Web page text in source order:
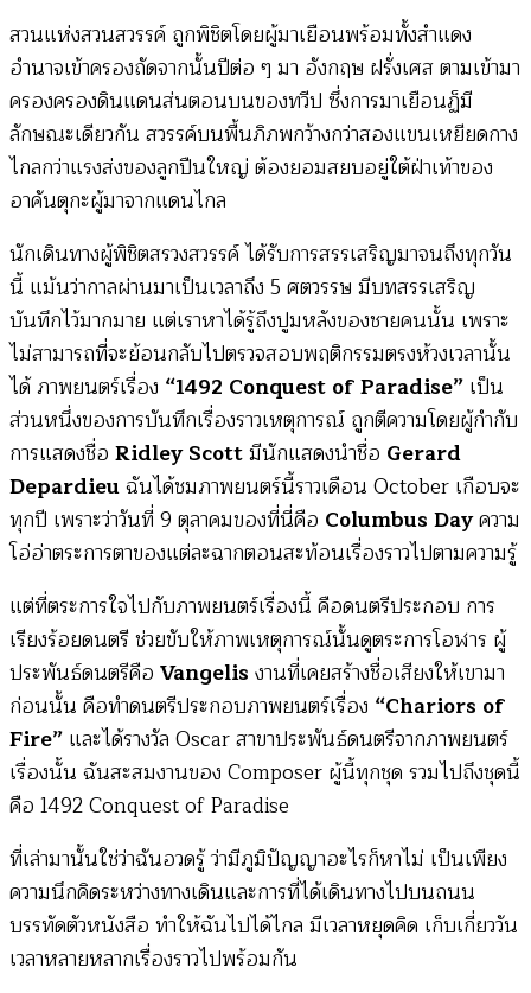
สวนแห่งสวนสวรรค์ ถูกพิชิตโดยผู้มาเยือนพร้อมทั้งสำแดง
อำนาจเข้าครองถัดจากนั้นปีต่อ ๆ มา อังกฤษ ฝรั่งเศส ตามเข้ามา
ครองครองดินแดนส่นตอนบนของทวีป ซึ่งการมาเยือนฏ็มี
ลักษณะเดียวกัน สวรรค์บนพื้นภิภพกว้างกว่าสองแขนเหยียดกาง
ไกลกว่าแรงส่งของลูกปืนใหญ่ ต้องยอมสยบอยู่ใต้ฝ่าเท้าของ
อาคันตุกะผู้มาจากแดนไกล
นักเดินทางผู้พิชิตสรวงสวรรค์ ได้รับการสรรเสริญมาจนถึงทุกวัน
นี้ แม้นว่ากาลผ่านมาเป็นเวลาถึง 5 ศตวรรษ มีบทสรรเสริญ
บันทึกไว้มากมาย แต่เราหาได้รู้ถึงปูมหลังของชายคนนั้น เพราะ
ไม่สามารถที่จะย้อนกลับไปตรวจสอบพฤติกรรมตรงห้วงเวลานั้น
ได้ ภาพยนตร์เรื่อง “1492 Conquest of Paradise” เป็น
ส่วนหนึ่งของการบันทึกเรื่องราวเหตุการณ์ ถูกตีความโดยผู้กำกับ
การแสดงชื่อ Ridley Scottมีนักแสดงนำชื่อ Gerard
Depardieuฉันได้ชมภาพยนตร์นี้ราวเดือน October เกือบจะ
ทุกปี เพราะว่าวันที่ 9 ตุลาคมของที่นี่คือ Columbus Dayความ
โอ่อ่าตระการตาของแต่ละฉากตอนสะท้อนเรื่องราวไปตามความรู้
แต่ที่ตระการใจไปกับภาพยนตร์เรื่องนี้ คือดนตรีประกอบ การ
เรียงร้อยดนตรี ช่วยขับให้ภาพเหตุการณ์นั้นดูตระการโอฬาร ผู้
ประพันธ์ดนตรีคือ Vangelis งานที่เคยสร้างชื่อเสียงให้เขามา
ก่อนนั้น คือทำดนตรีประกอบภาพยนตร์เรื่อง “Chariors of
Fire” และได้รางวัล Oscar สาขาประพันธ์ดนตรีจากภาพยนตร์
เรื่องนั้น ฉันสะสมงานของ Composer ผู้นี้ทุกชุด รวมไปถึงชุดนี้
คือ 1492 Conquest of Paradise
ที่เล่ามานั้นใช่ว่าฉันอวดรู้ ว่ามีภูมิปัญญาอะไรก็หาไม่ เป็นเพียง
ความนึกคิดระหว่างทางเดินและการที่ได้เดินทางไปบนถนน
บรรทัดตัวหนังสือ ทำให้ฉันไปได้ไกล มีเวลาหยุดคิด เก็บเกี่ยววัน
เวลาหลายหลากเรื่องราวไปพร้อมกัน